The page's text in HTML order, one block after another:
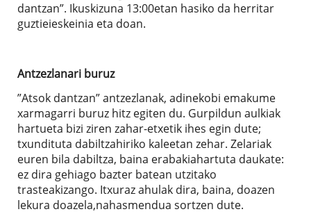
dantzan”. Ikuskizuna 13:00etan hasiko da herritar
guztieieskeinia eta doan.
Antzezlanari buruz
”Atsok dantzan” antzezlanak, adinekobi emakume
xarmagarri buruz hitz egiten du. Gurpildun aulkiak
hartueta bizi ziren zahar-etxetik ihes egin dute;
txundituta dabiltzahiriko kaleetan zehar. Zelariak
euren bila dabiltza, baina erabakiahartuta daukate:
ez dira gehiago bazter batean utzitako
trasteakizango. Itxuraz ahulak dira, baina, doazen
lekura doazela,nahasmendua sortzen dute.